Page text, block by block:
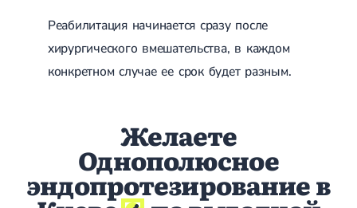
Подострый тиреоидит
Аутоиммунный тиреоидит
Хронический тиреоидит
Гипертиреоз
Киста щитовидной железы
Метаболический синдром
Ожирение
Надпочечниковая недостаточность (болезнь Аддисона)
Реабилитация начинается сразу после
хирургического вмешательства, в каждом
конкретном случае ее срок будет разным.
Желаете
Однополюсное
эндопротезирование в